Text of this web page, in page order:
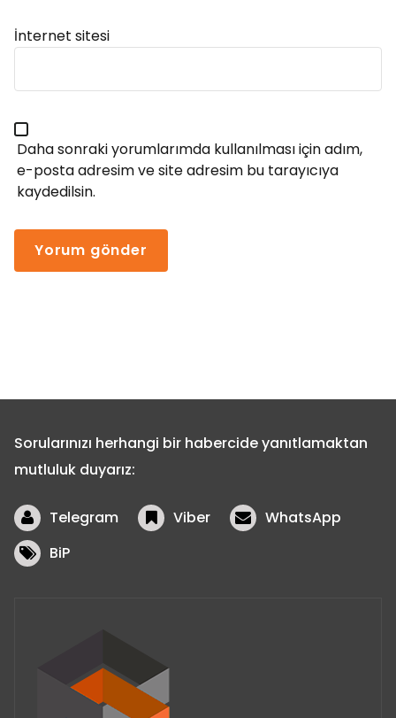
İnternet sitesi
Daha sonraki yorumlarımda kullanılması için adım,
e-posta adresim ve site adresim bu tarayıcıya
kaydedilsin.
Sorularınızı herhangi bir habercide yanıtlamaktan
mutluluk duyarız:
Telegram Viber
WhatsApp
BiP